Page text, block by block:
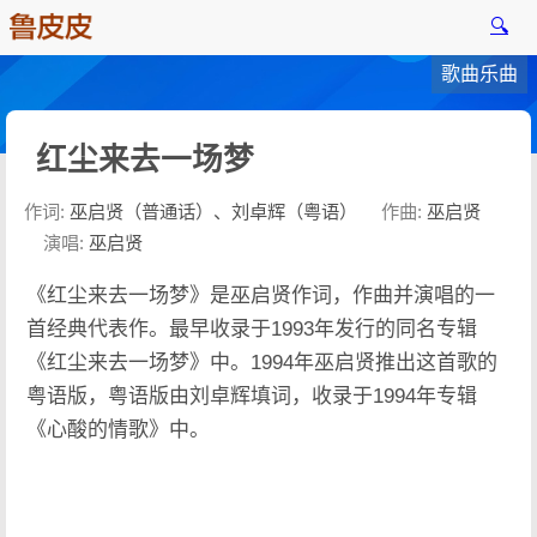
🔍
歌曲乐曲
红尘来去一场梦
作词: 巫启贤（普通话）、刘卓辉（粤语） 作曲: 巫启贤
演唱: 巫启贤
《红尘来去一场梦》是巫启贤作词，作曲并演唱的一
首经典代表作。最早收录于1993年发行的同名专辑
《红尘来去一场梦》中。1994年巫启贤推出这首歌的
粤语版，粤语版由刘卓辉填词，收录于1994年专辑
《心酸的情歌》中。